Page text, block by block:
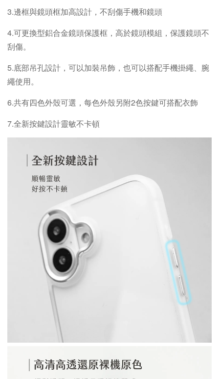
3.邊框與鏡頭框加高設計，不刮傷手機和鏡頭
4.可更換型鋁合金鏡頭保護框，高於鏡頭模組，保護鏡頭不
刮傷。
5.底部吊孔設計，可以加裝吊飾，也可以搭配手機掛繩、腕
繩使用。
6.共有四色外殼可選，每色外殼另附2色按鍵可搭配衣飾
7.全新按鍵設計靈敏不卡頓